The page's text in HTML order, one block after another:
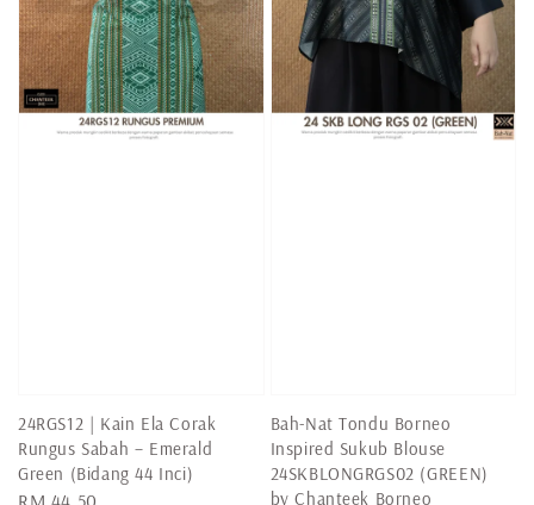
24RGS12 | Kain Ela Corak
Rungus Sabah – Emerald
Green (Bidang 44 Inci)
Regular
RM 44.50
Bah-Nat Tondu Borneo
Inspired Sukub Blouse
24SKBLONGRGS02 (GREEN)
by Chanteek Borneo